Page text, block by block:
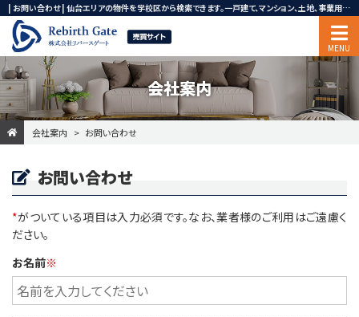
| お問い合わせ | 仙台エリアの物件を学校区から検索できます。一戸建て、マンション、土地、事業用・投資用不動産ならリバースゲート
会社案内
会社案内 お問い合わせ
お問い合わせ
*がついている項目は入力必須です。なお、業者様のご利用はご遠慮く
ださい。
お名前※